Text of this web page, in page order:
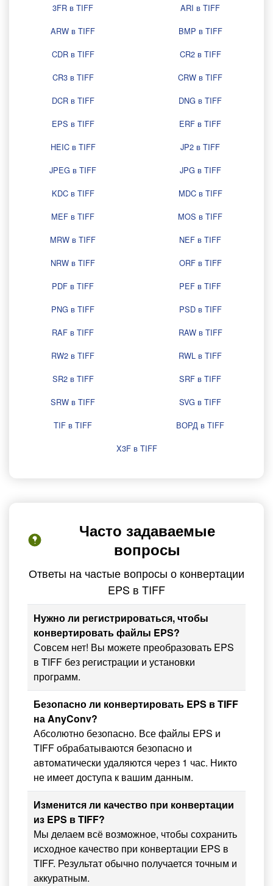
3FR в TIFF
ARI в TIFF
ARW в TIFF
BMP в TIFF
CDR в TIFF
CR2 в TIFF
CR3 в TIFF
CRW в TIFF
DCR в TIFF
DNG в TIFF
EPS в TIFF
ERF в TIFF
HEIC в TIFF
JP2 в TIFF
JPEG в TIFF
JPG в TIFF
KDC в TIFF
MDC в TIFF
MEF в TIFF
MOS в TIFF
MRW в TIFF
NEF в TIFF
NRW в TIFF
ORF в TIFF
PDF в TIFF
PEF в TIFF
PNG в TIFF
PSD в TIFF
RAF в TIFF
RAW в TIFF
RW2 в TIFF
RWL в TIFF
SR2 в TIFF
SRF в TIFF
SRW в TIFF
SVG в TIFF
TIF в TIFF
ВОРД в TIFF
X3F в TIFF
Часто задаваемые
вопросы
Ответы на частые вопросы о конвертации
EPS в TIFF
Нужно ли регистрироваться, чтобы
конвертировать файлы EPS?
Совсем нет! Вы можете преобразовать EPS
в TIFF без регистрации и установки
программ.
Безопасно ли конвертировать EPS в TIFF
на AnyConv?
Абсолютно безопасно. Все файлы EPS и
TIFF обрабатываются безопасно и
автоматически удаляются через 1 час. Никто
не имеет доступа к вашим данным.
Изменится ли качество при конвертации
из EPS в TIFF?
Мы делаем всё возможное, чтобы сохранить
исходное качество при конвертации EPS в
TIFF. Результат обычно получается точным и
аккуратным.